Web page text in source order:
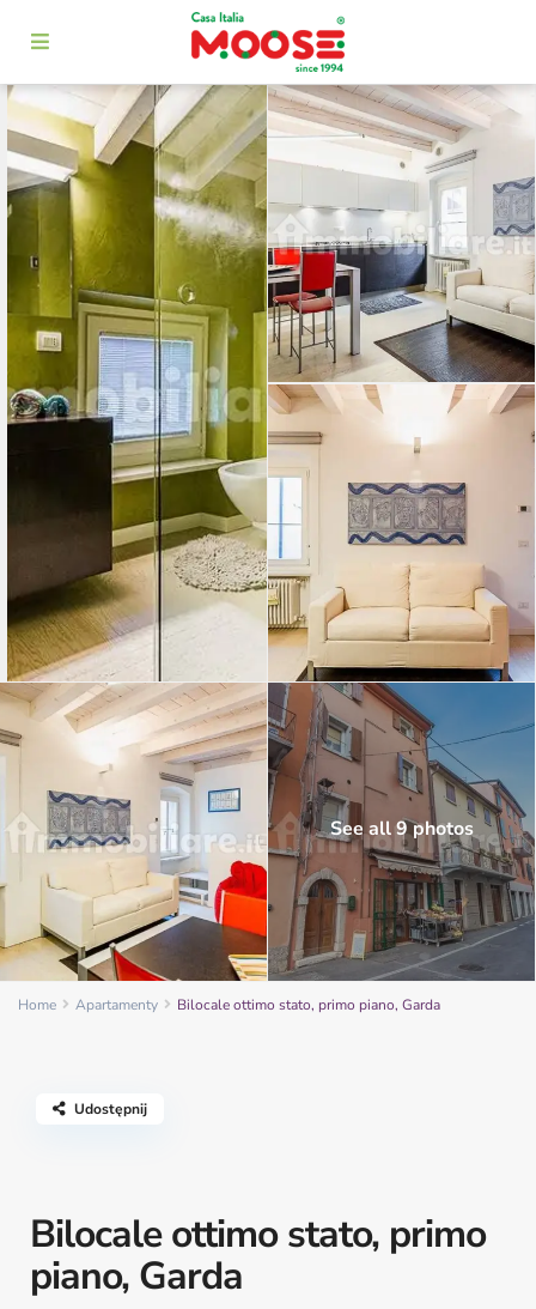
See all 9 photos
Home Apartamenty Bilocale ottimo stato, primo piano, Garda
Bilocale ottimo stato, primo
piano, Garda
Udostępnij